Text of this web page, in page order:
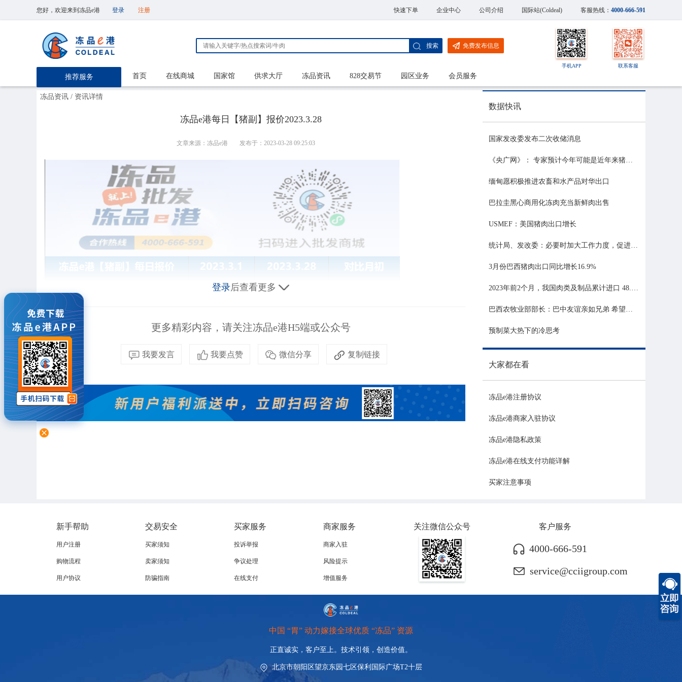
您好，欢迎来到冻品e港 登录 注册 快速下单 企业中心 公司介绍 国际站(Coldeal) 客服热线： 4000-666-591
推荐服务
搜索 免费发布信息
手机APP 联系客服
首页 在线商城 国家馆 供求大厅 冻品资讯 828交易节 园区业务 会员服务
冻品资讯 / 资讯详情
冻品e港每日【猪副】报价2023.3.28
文章来源：冻品e港 发布于：2023-03-28 09:25:03
登录后查看更多
更多精彩内容，请关注冻品e港H5端或公众号
我要发言 我要点赞 微信分享 复制链接
数据快讯
国家发改委发布二次收储消息
《央广网》： 专家预计今年可能是近年来猪价最稳的一年
缅甸愿积极推进农畜和水产品对华出口
巴拉圭黑心商用化冻肉充当新鲜肉出售
USMEF：美国猪肉出口增长
统计局、发改委：必要时加大工作力度，促进生猪市场平稳运行
3月份巴西猪肉出口同比增长16.9%
2023年前2个月，我国肉类及制品累计进口 48.06 亿美元，同比增长 21.81%
巴西农牧业部部长：巴中友谊亲如兄弟 希望与中国深化农业合作
预制菜大热下的冷思考
大家都在看
冻品e港注册协议
冻品e港商家入驻协议
冻品e港隐私政策
冻品e港在线支付功能详解
买家注意事项
新手帮助
用户注册
购物流程
用户协议
交易安全
买家须知
卖家须知
防骗指南
买家服务
投诉举报
争议处理
在线支付
商家服务
商家入驻
风险提示
增值服务
关注微信公众号 客户服务
4000-666-591
service@cciigroup.com
中国 “胃” 动力嫁接全球优质 “冻品” 资源
正直诚实，客户至上。技术引领， 创造价值。
北京市朝阳区望京东园七区保利国际广场T2十层